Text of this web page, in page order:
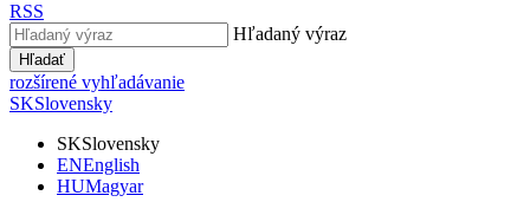
RSS
Hľadaný výraz
Hľadať
rozšírené vyhľadávanie
SKSlovensky
SKSlovensky
ENEnglish
HUMagyar